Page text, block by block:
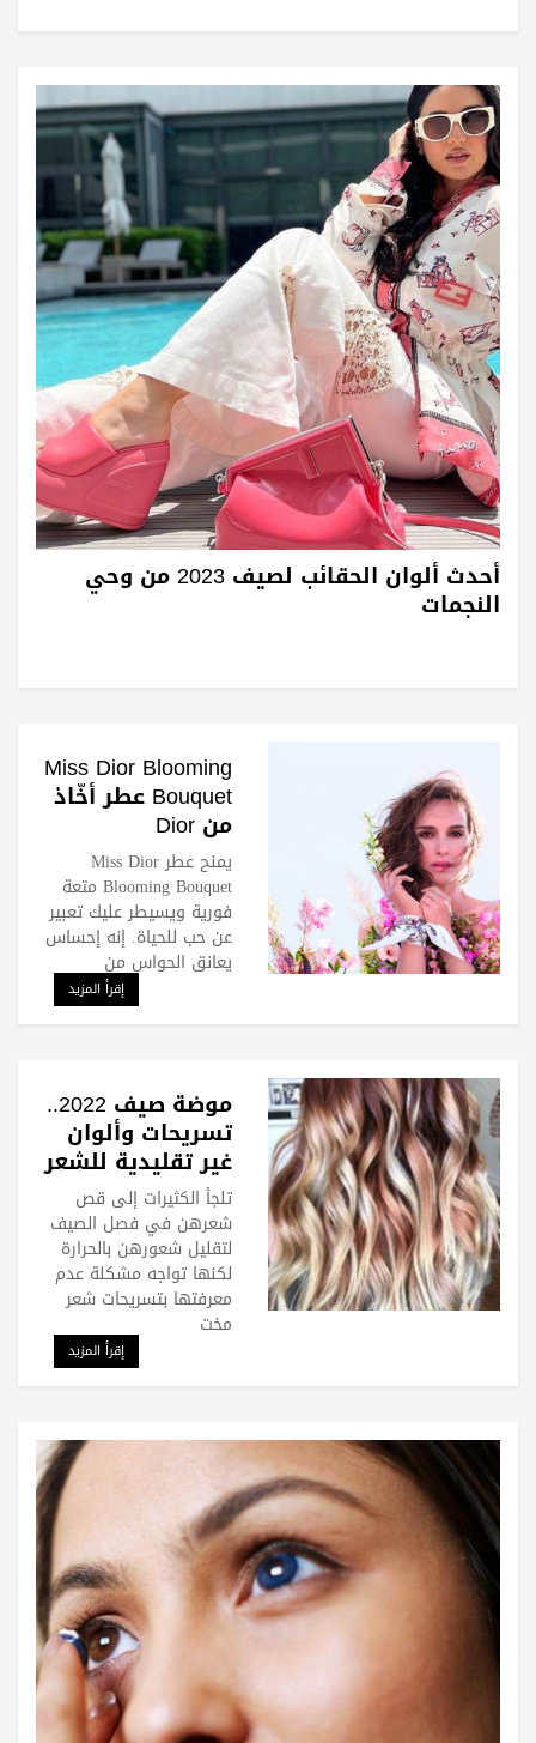
أحدث ألوان الحقائب لصيف 2023 من وحي
النجمات
Miss Dior Blooming
Bouquet عطر أخّاذ
من Dior
يمنح عطر Miss Dior
Blooming Bouquet متعة
فورية ويسيطر عليك تعبير
عن حب للحياة. إنه إحساس
يعانق الحواس من
إقرأ المزيد
موضة صيف 2022..
تسريحات وألوان
غير تقليدية للشعر
القصير
تلجأ الكثيرات إلى قص
شعرهن في فصل الصيف
لتقليل شعورهن بالحرارة
لكنها تواجه مشكلة عدم
معرفتها بتسريحات شعر
مخت
إقرأ المزيد